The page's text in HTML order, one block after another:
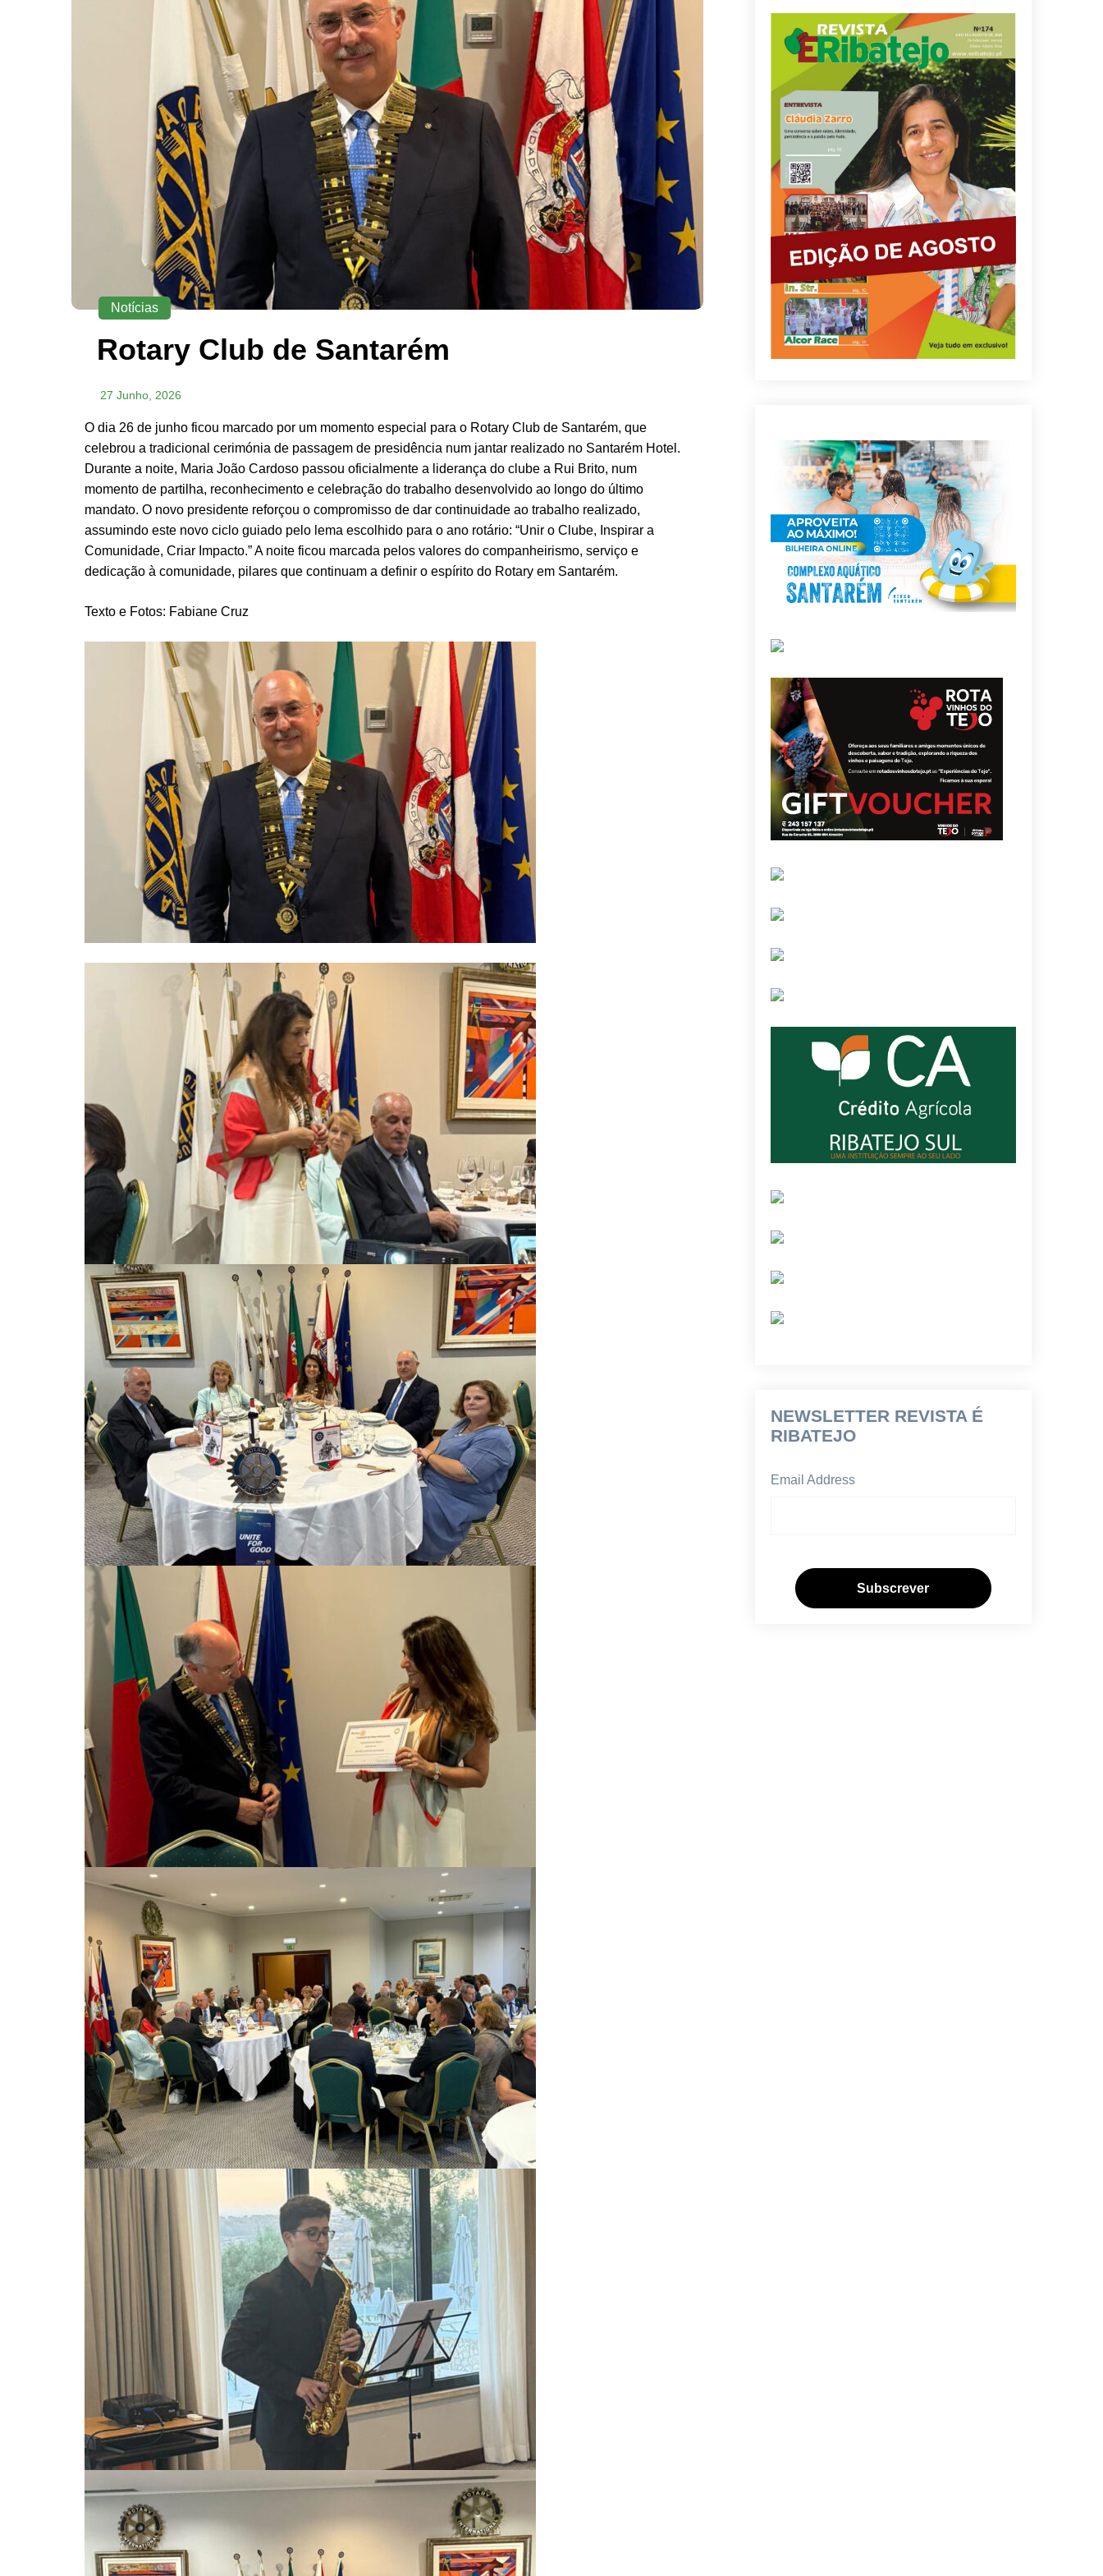
Notícias
Rotary Club de Santarém
27 Junho, 2026
O dia 26 de junho ficou marcado por um momento especial para o Rotary Club de Santarém, que
celebrou a tradicional cerimónia de passagem de presidência num jantar realizado no Santarém Hotel.
Durante a noite, Maria João Cardoso passou oficialmente a liderança do clube a Rui Brito, num
momento de partilha, reconhecimento e celebração do trabalho desenvolvido ao longo do último
mandato. O novo presidente reforçou o compromisso de dar continuidade ao trabalho realizado,
assumindo este novo ciclo guiado pelo lema escolhido para o ano rotário: “Unir o Clube, Inspirar a
Comunidade, Criar Impacto.” A noite ficou marcada pelos valores do companheirismo, serviço e
dedicação à comunidade, pilares que continuam a definir o espírito do Rotary em Santarém.
Texto e Fotos: Fabiane Cruz
NEWSLETTER REVISTA É
RIBATEJO
Email Address